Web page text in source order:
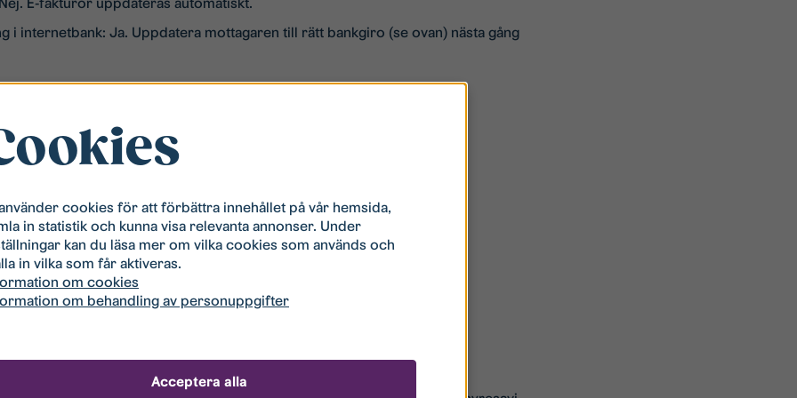
i internetbank: Ja. Uppdatera mottagaren till rätt bankgiro (se ovan) nästa gång
– och vad ändras inte?
(från plusgiro till bankgiro).
hyresbelopp, förfallodag, OCR-/referensnummer och avtal.
du i internetbanken
och välj Betala/överföra.
cookies för att förbättra innehållet på vår hemsida,
in statistik och kunna visa relevanta annonser. Under
kan du läsa mer om vilka cookies som används och
in vilka som får aktiveras.
om cookies
om behandling av personuppgifter
Acceptera alla